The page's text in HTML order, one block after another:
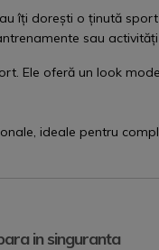
îți dorești o ținută
sau activități
Ele oferă un look
ideale pentru
in singuranta